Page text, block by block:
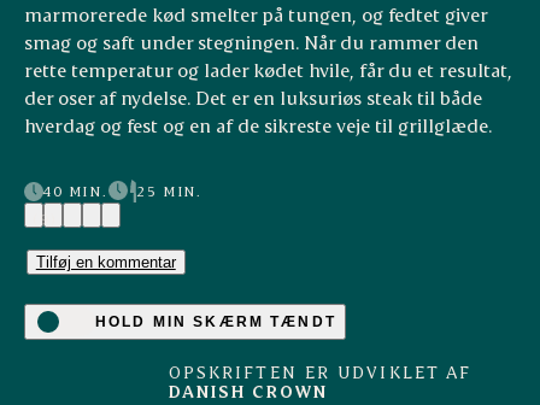
marmorerede kød smelter på tungen, og fedtet giver
smag og saft under stegningen. Når du rammer den
rette temperatur og lader kødet hvile, får du et resultat,
der oser af nydelse. Det er en luksuriøs steak til både
hverdag og fest og en af de sikreste veje til grillglæde.
40 MIN.
25 MIN.
(9)
Tilføj en kommentar
HOLD MIN SKÆRM TÆNDT
OPSKRIFTEN ER UDVIKLET AF
DANISH CROWN